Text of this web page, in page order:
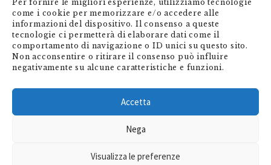
Per fornire le migliori esperienze, utilizziamo tecnologie
come i cookie per memorizzare e/o accedere alle
informazioni del dispositivo. Il consenso a queste
tecnologie ci permetterà di elaborare dati come il
comportamento di navigazione o ID unici su questo sito.
Non acconsentire o ritirare il consenso può influire
negativamente su alcune caratteristiche e funzioni.
Accetta
Nega
Visualizza le preferenze
Politica dei resi
Informativa sulla privacy
Il mio account
Carrello
Via Giovanni Antonio Orelli 29
Casella postale 563